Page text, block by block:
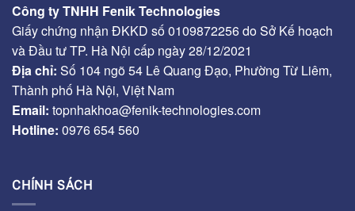
Công ty TNHH Fenik Technologies
Giấy chứng nhận ĐKKD số 0109872256 do Sở Kế hoạch
và Đầu tư TP. Hà Nội cấp ngày 28/12/2021
Địa chỉ: Số 104 ngõ 54 Lê Quang Đạo, Phường Từ Liêm,
Thành phố Hà Nội, Việt Nam
Email: topnhakhoa@fenik-technologies.com
Hotline: 0976 654 560
CHÍNH SÁCH